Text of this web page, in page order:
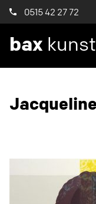
0515 42 27 72
bax kunst